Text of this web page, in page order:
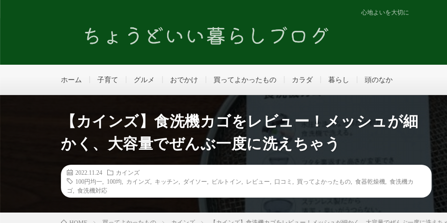
心地よいを大切に
ホーム 子育て グルメ おでかけ 買ってよかったもの カラダ 暮らし 頭のなか
【カインズ】食洗機カゴをレビュー！メッシュが細
かく、大容量でぜんぶ一度に洗えちゃう
2022.11.24 カインズ
100円均一 100均 カインズ キッチン ダイソー ビルトイン レビュー 口コミ 買ってよかったもの ,食器乾燥機 ,食洗機カ
ゴ ,食洗機対応